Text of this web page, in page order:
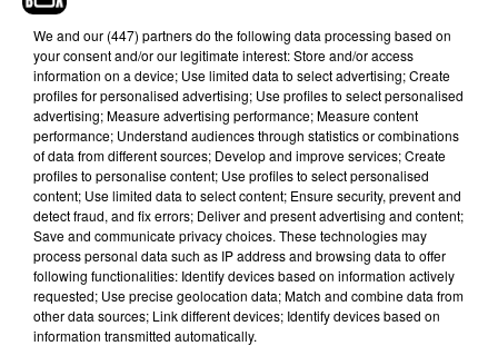
We and our (447) partnersdo the following data processing based on
your consent and/or our legitimate interest: Store and/or access
information on a device; Use limited data to select advertising; Create
profiles for personalised advertising; Use profiles to select personalised
advertising; Measure advertising performance; Measure content
performance; Understand audiences through statistics or combinations
of data from different sources; Develop and improve services; Create
profiles to personalise content; Use profiles to select personalised
content; Use limited data to select content; Ensure security, prevent and
detect fraud, and fix errors; Deliver and present advertising and content;
Save and communicate privacy choices. These technologies may
process personal data such as IP address and browsing data to offer
following functionalities: Identify devices based on information actively
requested; Use precise geolocation data; Match and combine data from
other data sources; Link different devices; Identify devices based on
information transmitted automatically.